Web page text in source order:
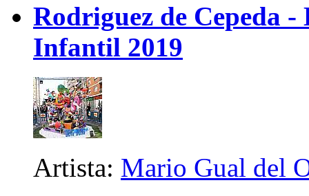
Rodriguez de Cepeda
Infantil 2019
Artista: Mario Gual del